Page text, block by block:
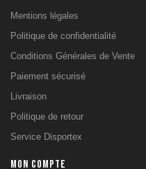
Mentions légales
Politique de confidentialité
Conditions Générales de Vente
Paiement sécurisé
Livraison
Politique de retour
Service Disportex
MON COMPTE